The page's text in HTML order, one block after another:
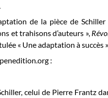
de la pièce de
et trahisons d’auteurs »,
« Une adaptation à succès ».
:
celui de Pierre Frantz